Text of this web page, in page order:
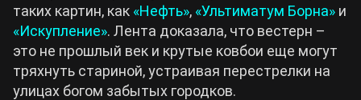
таких картин, как «Нефть», «Ультиматум Борна» и
«Искупление». Лента доказала, что вестерн –
это не прошлый век и крутые ковбои еще могут
тряхнуть стариной, устраивая перестрелки на
улицах богом забытых городков.